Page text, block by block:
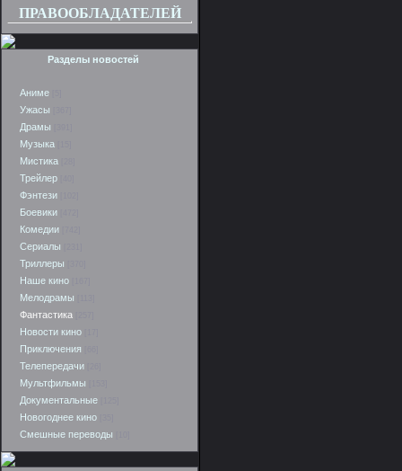
ПРАВООБЛАДАТЕЛЕЙ
Разделы новостей
Аниме
Ужасы
Драмы
Музыка
Мистика
Трейлер
Фэнтези
Боевики
Комедии
Сериалы
Триллеры
Наше кино
Мелодрамы
Фантастика
Новости кино
Приключения
Телепередачи
Мультфильмы
Документальные
Новогоднее кино
Смешные переводы